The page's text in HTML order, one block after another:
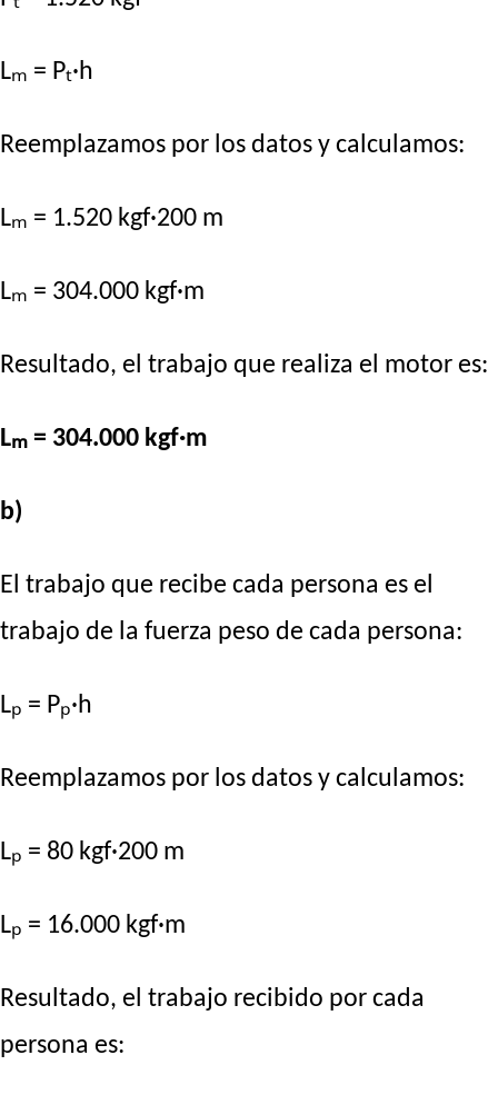
Lₘ = Pₜ·h
Reemplazamos por los datos y calculamos:
Lₘ = 1.520 kgf·200 m
Lₘ = 304.000 kgf·m
Resultado, el trabajo que realiza el motor es:
Lₘ = 304.000 kgf·m
b)
El trabajo que recibe cada persona es el
trabajo de la fuerza peso de cada persona:
Lₚ = Pₚ·h
Reemplazamos por los datos y calculamos:
Lₚ = 80 kgf·200 m
Lₚ = 16.000 kgf·m
Resultado, el trabajo recibido por cada
persona es: